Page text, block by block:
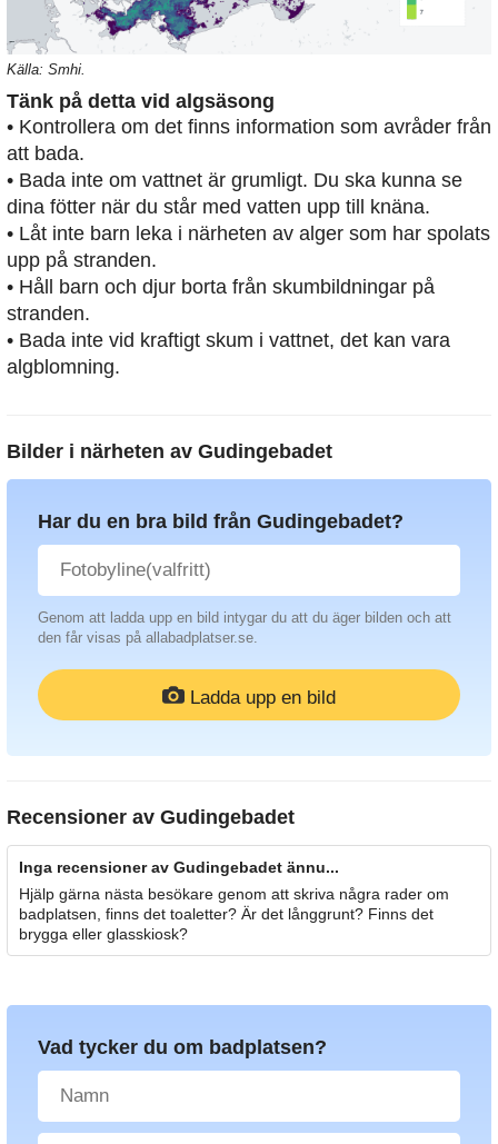
Källa: Smhi.
Tänk på detta vid algsäsong
• Kontrollera om det finns information som avråder från
att bada.
• Bada inte om vattnet är grumligt. Du ska kunna se
dina fötter när du står med vatten upp till knäna.
• Låt inte barn leka i närheten av alger som har spolats
upp på stranden.
• Håll barn och djur borta från skumbildningar på
stranden.
• Bada inte vid kraftigt skum i vattnet, det kan vara
algblomning.
Bilder i närheten av Gudingebadet
Har du en bra bild från Gudingebadet?
Genom att ladda upp en bild intygar du att du äger bilden och att
den får visas på allabadplatser.se.
Ladda upp en bild
Recensioner av Gudingebadet
Inga recensioner av Gudingebadet ännu...
Hjälp gärna nästa besökare genom att skriva några rader om
badplatsen, finns det toaletter? Är det långgrunt? Finns det
brygga eller glasskiosk?
Vad tycker du om badplatsen?